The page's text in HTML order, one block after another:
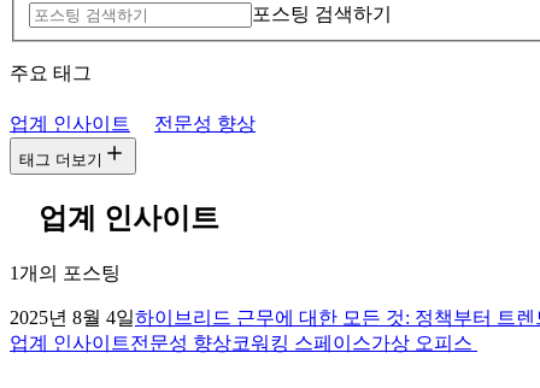
포스팅 검색하기
주요 태그
업계 인사이트 전문성 향상
태그 더보기
업계 인사이트
1개의 포스팅
2025년 8월 4일하이브리드 근무에 대한 모든 것: 정책부터 트렌
업계 인사이트전문성 향상코워킹 스페이스가상 오피스